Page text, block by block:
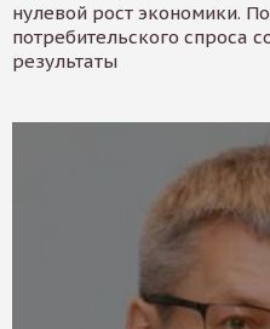
нулевой рост экономики.
потребительского спроса
результаты